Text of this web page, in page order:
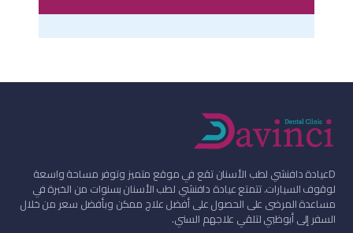
Dعيادة دافنشي لطب الأسنان تقع في موقع متميز وتوفر مساحة واسعة
لوقوف السيارات. تتمتع عيادة دافنشي لطب الأسنان بسنوات من الخبرة في
مساعدة المرضى على الحصول على أفضل علاج ممكن وبأفضل سعر من خلال
السفر إلى أبوظبي لتلقي علاجهم السني.